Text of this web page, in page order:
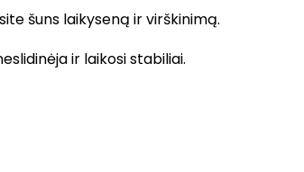
šuns laikyseną ir virškinimą.
ir laikosi stabiliai.